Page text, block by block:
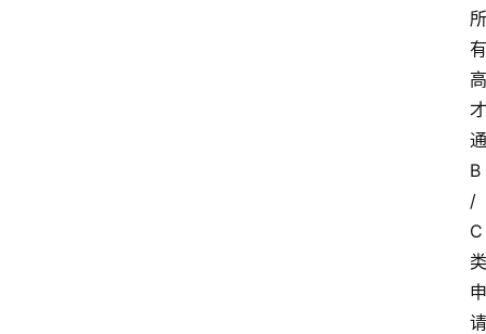
所
有
高
才
通
B
/
C
类
申
请